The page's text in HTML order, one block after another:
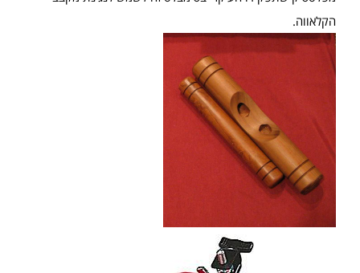
הקלאווה.